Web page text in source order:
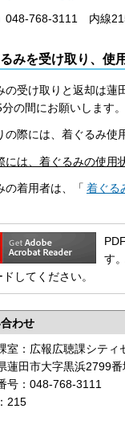
048-768-3111 内線
みを受け取り、使
の受け取りと返却は蓮
の間にお願いします。
の際には、着ぐるみ使
には、着ぐるみの使用
の着用者は、「 着ぐる
す
ドしてください。
わせ
室：広報広聴課シティ
蓮田市大字黒浜2799番
号：048-768-3111
215